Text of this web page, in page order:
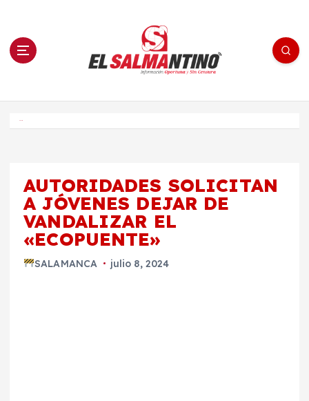
n El Salmantino - medios/noticias/editorial
AUTORIDADES SOLICITAN
A JÓVENES DEJAR DE
VANDALIZAR EL
«ECOPUENTE»
SALAMANCA julio 8, 2024